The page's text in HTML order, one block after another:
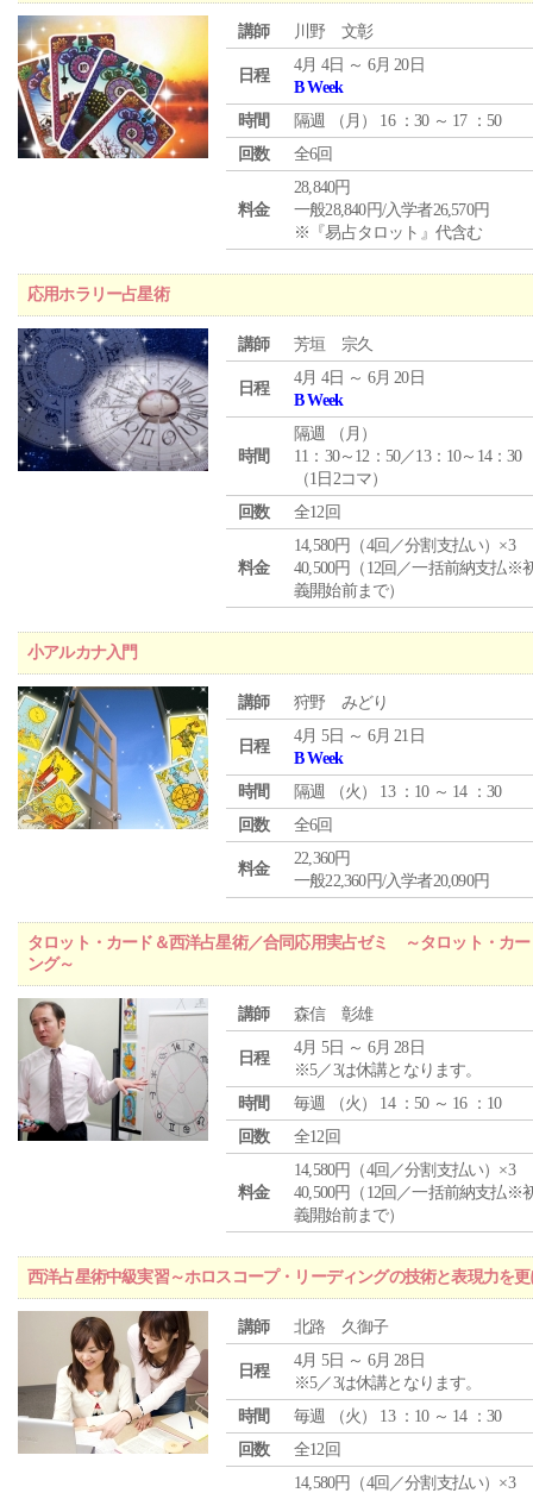
講師 川野 文彰
日程
4月 4日 ～ 6月 20日
B Week
時間
隔週 （ 月 ） 16 ：30 ～ 17 ：50
回数
全6回
料金
28,840円
一般28,840円/入学者26,570円
※『易占タロット』代含む
応用ホラリー占星術
講師 芳垣 宗久
日程
4月 4日 ～ 6月 20日
B Week
時間
隔週 （ 月 ）
11：30～12：50／13：10～14：30
（1日2コマ）
回数
全12回
料金
14,580円（4回／分割支払い）×3
40,500円（12回／一括前納支払※
義開始前まで）
小アルカナ入門
講師 狩野 みどり
日程
4月 5日 ～ 6月 21日
B Week
時間
隔週 （火 ） 13 ：10 ～ 14 ：30
回数
全6回
料金
22,360円
一般22,360円/入学者20,090円
タロット・カード＆西洋占星術／合同応用実占ゼミ ～タロット・カ
ング～
講師 森信 彰雄
日程
4月 5日 ～ 6月 28日
※5／3は休講となります。
時間
毎週 （火 ） 14 ：50 ～ 16 ：10
回数
全12回
料金
14,580円（4回／分割支払い）×3
40,500円（12回／一括前納支払※
義開始前まで）
西洋占星術中級実習～ホロスコープ・リーディングの技術と表現力を
講師 北路 久御子
日程
4月 5日 ～ 6月 28日
※5／3は休講となります。
時間
毎週 （火 ） 13 ：10 ～ 14 ：30
回数
全12回
14,580円（4回／分割支払い）×3